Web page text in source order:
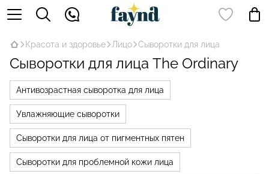
Красота и здоровье Лицо Сыворотки для лица
Сыворотки для лица The Ordinary
Антивозрастная сыворотка для лица
Увлажняющие сыворотки
Сыворотки для лица от пигментных пятен
Сыворотки для проблемной кожи лица